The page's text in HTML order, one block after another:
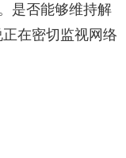
是否能够维持解
在密切监视网络